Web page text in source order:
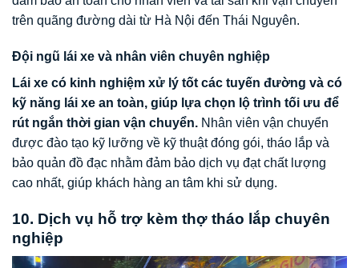
trên quãng đường dài từ Hà Nội đến Thái Nguyên.
Đội ngũ lái xe và nhân viên chuyên nghiệp
Lái xe có kinh nghiệm xử lý tốt các tuyến đường và có
kỹ năng lái xe an toàn, giúp lựa chọn lộ trình tối ưu để
rút ngắn thời gian vận chuyển. Nhân viên vận chuyển
được đào tạo kỹ lưỡng về kỹ thuật đóng gói, tháo lắp và
bảo quản đồ đạc nhằm đảm bảo dịch vụ đạt chất lượng
cao nhất, giúp khách hàng an tâm khi sử dụng.
10. Dịch vụ hỗ trợ kèm thợ tháo lắp chuyên
nghiệp